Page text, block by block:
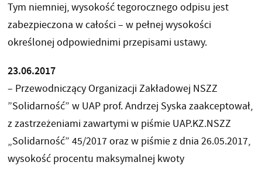
Tym niemniej, wysokość tegorocznego odpisu jest
zabezpieczona w całości – w pełnej wysokości
określonej odpowiednimi przepisami ustawy.
23.06.2017
– Przewodniczący Organizacji Zakładowej NSZZ
”Solidarność” w UAP prof. Andrzej Syska zaakceptował,
z zastrzeżeniami zawartymi w piśmie UAP.KZ.NSZZ
„Solidarność” 45/2017 oraz w piśmie z dnia 26.05.2017,
wysokość procentu maksymalnej kwoty